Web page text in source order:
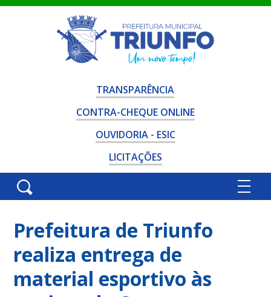
TRANSPARÊNCIA
CONTRA-CHEQUE ONLINE
OUVIDORIA - ESIC
LICITAÇÕES
Prefeitura de Triunfo
realiza entrega de
material esportivo às